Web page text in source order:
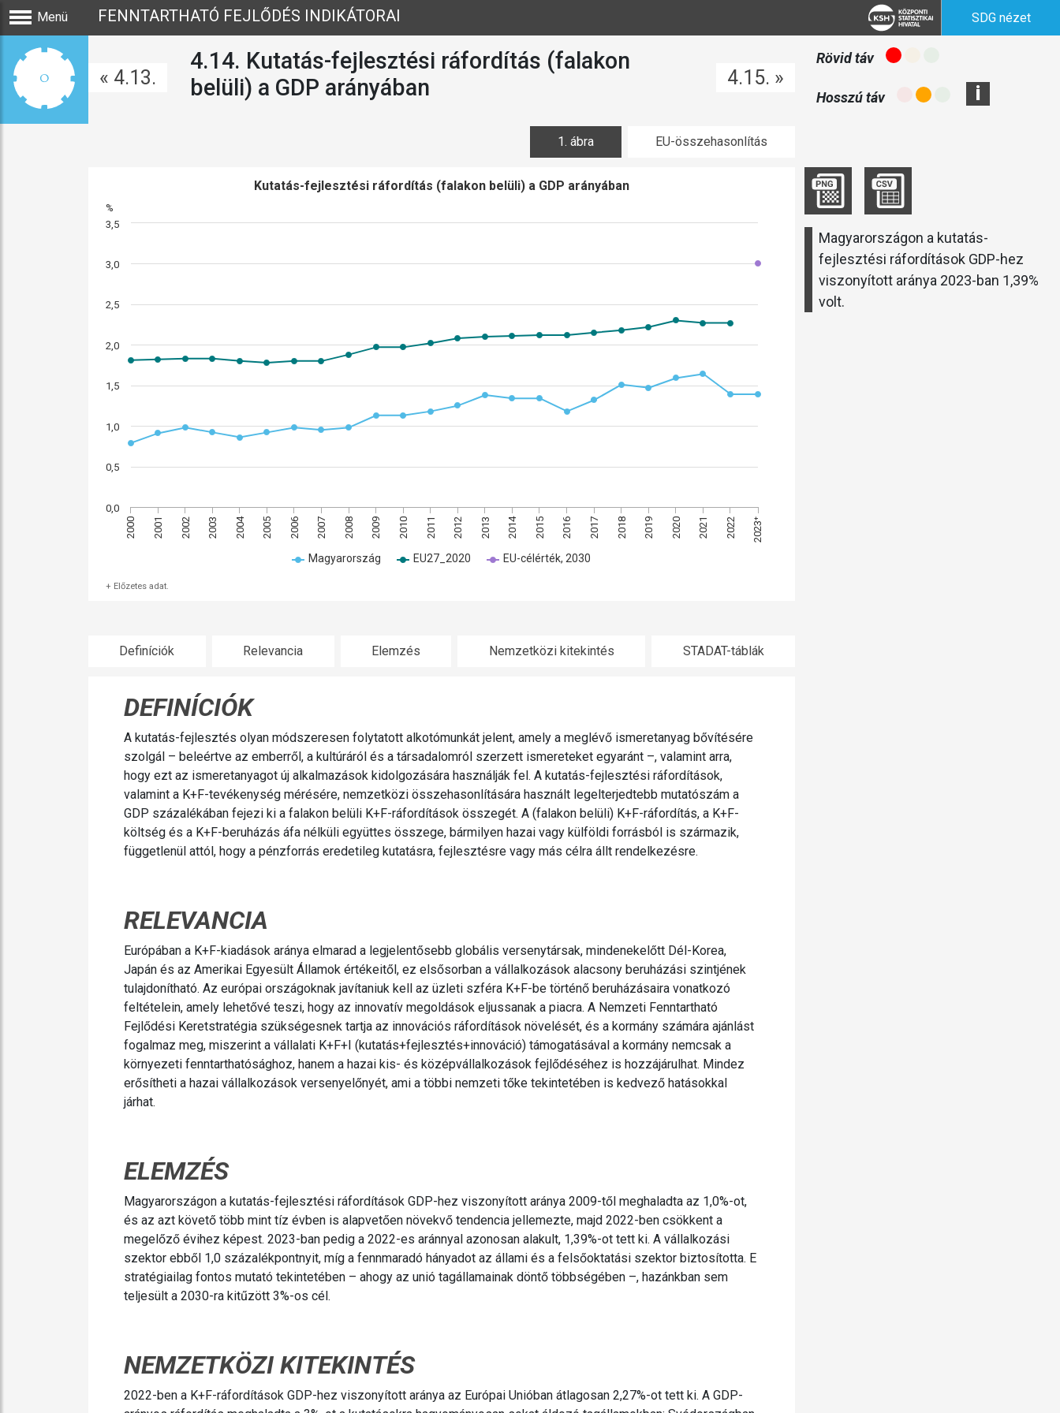
Menü FENNTARTHATÓ FEJLŐDÉS INDIKÁTORAI SDG nézet
« 4.13.
4.14. Kutatás-fejlesztési ráfordítás (falakon
belüli) a GDP arányában
4.15. »
Rövid táv
Hosszú táv i
1. ábra EU-összehasonlítás
%
Kutatás-fejlesztési ráfordítás (falakon belüli) a GDP arányában
+ Előzetes adat.
2000 2001 2002 2003 2004 2005 2006 2007 2008 2009 2010 2011 2012 2013 2014 2015 2016 2017 2018 2019 2020 2021 2022 2023⁺
0,0
0,5
1,0
1,5
2,0
2,5
3,0
3,5
Magyarország EU27_2020 EU-célérték, 2030
Magyarországon a kutatás-
fejlesztési ráfordítások GDP-hez
viszonyított aránya 2023-ban 1,39%
volt.
Definíciók Relevancia Elemzés Nemzetközi kitekintés STADAT-táblák
DEFINÍCIÓK
A kutatás-fejlesztés olyan módszeresen folytatott alkotómunkát jelent, amely a meglévő ismeretanyag bővítésére
szolgál – beleértve az emberről, a kultúráról és a társadalomról szerzett ismereteket egyaránt –, valamint arra,
hogy ezt az ismeretanyagot új alkalmazások kidolgozására használják fel. A kutatás-fejlesztési ráfordítások,
valamint a K+F-tevékenység mérésére, nemzetközi összehasonlítására használt legelterjedtebb mutatószám a
GDP százalékában fejezi ki a falakon belüli K+F-ráfordítások összegét. A (falakon belüli) K+F-ráfordítás, a K+F-
költség és a K+F-beruházás áfa nélküli együttes összege, bármilyen hazai vagy külföldi forrásból is származik,
függetlenül attól, hogy a pénzforrás eredetileg kutatásra, fejlesztésre vagy más célra állt rendelkezésre.
RELEVANCIA
Európában a K+F-kiadások aránya elmarad a legjelentősebb globális versenytársak, mindenekelőtt Dél-Korea,
Japán és az Amerikai Egyesült Államok értékeitől, ez elsősorban a vállalkozások alacsony beruházási szintjének
tulajdonítható. Az európai országoknak javítaniuk kell az üzleti szféra K+F-be történő beruházásaira vonatkozó
feltételein, amely lehetővé teszi, hogy az innovatív megoldások eljussanak a piacra. A Nemzeti Fenntartható
Fejlődési Keretstratégia szükségesnek tartja az innovációs ráfordítások növelését, és a kormány számára ajánlást
fogalmaz meg, miszerint a vállalati K+F+I (kutatás+fejlesztés+innováció) támogatásával a kormány nemcsak a
környezeti fenntarthatósághoz, hanem a hazai kis- és középvállalkozások fejlődéséhez is hozzájárulhat. Mindez
erősítheti a hazai vállalkozások versenyelőnyét, ami a többi nemzeti tőke tekintetében is kedvező hatásokkal
járhat.
ELEMZÉS
Magyarországon a kutatás-fejlesztési ráfordítások GDP-hez viszonyított aránya 2009-től meghaladta az 1,0%-ot,
és az azt követő több mint tíz évben is alapvetően növekvő tendencia jellemezte, majd 2022-ben csökkent a
megelőző évihez képest. 2023-ban pedig a 2022-es aránnyal azonosan alakult, 1,39%-ot tett ki. A vállalkozási
szektor ebből 1,0 százalékpontnyit, míg a fennmaradó hányadot az állami és a felsőoktatási szektor biztosította. E
stratégiailag fontos mutató tekintetében – ahogy az unió tagállamainak döntő többségében –, hazánkban sem
teljesült a 2030-ra kitűzött 3%-os cél.
NEMZETKÖZI KITEKINTÉS
2022-ben a K+F-ráfordítások GDP-hez viszonyított aránya az Európai Unióban átlagosan 2,27%-ot tett ki. A GDP-